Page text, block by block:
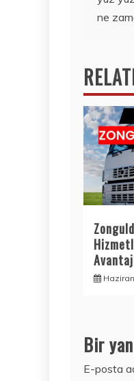
ne
Bir
E-posta